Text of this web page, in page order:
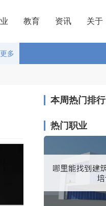
教育 资讯 关于
更多
本周热门排行
热门职业